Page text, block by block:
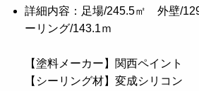
詳細内容：足場/245.5㎡ 外壁/
ーリング/143.1ｍ
【塗料メーカー】関西ペイント
【シーリング材】変成シリコン